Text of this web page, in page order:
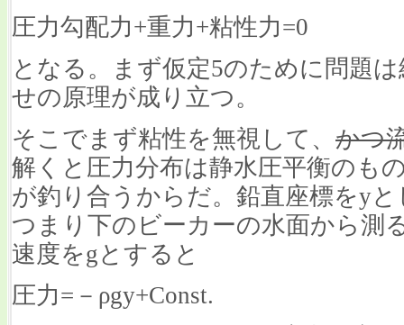
圧力勾配力+重力+粘性力=0
となる。まず仮定5のために問題
せの原理が成り立つ。
そこでまず粘性を無視して、 かつ
解くと圧力分布は静水圧平衡のも
が釣り合うからだ。鉛直座標をy
つまり下のビーカーの水面から測
速度をgとすると
圧力=－ρgy+Const.